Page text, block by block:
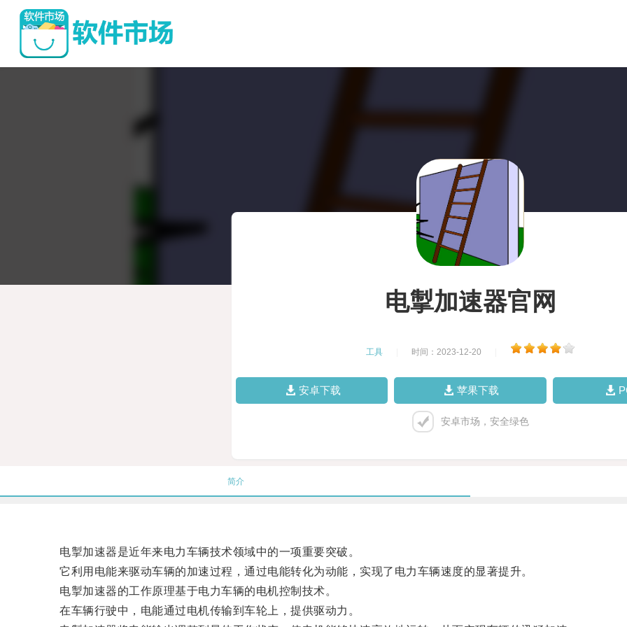
电掣加速器官网
工具 时间：2023-12-20
安卓下载 苹果下载
安卓市场，安全绿色
简介
电掣加速器是近年来电力车辆技术领域中的一项重要突破。
它利用电能来驱动车辆的加速过程，通过电能转化为动能，实现了电力车辆速度的显著提升。
电掣加速器的工作原理基于电力车辆的电机控制技术。
在车辆行驶中，电能通过电机传输到车轮上，提供驱动力。